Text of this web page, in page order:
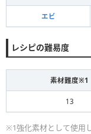
エビ
レシピの難易度
素材難度※1
13
※1強化素材として使用